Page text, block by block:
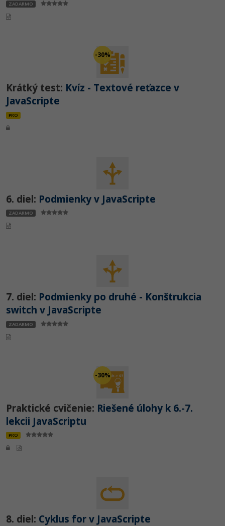
ZADARMO
-30%
Krátký test: Kvíz - Textové reťazce v
JavaScripte
PRO
6. diel: Podmienky v JavaScripte
ZADARMO
7. diel: Podmienky po druhé - Konštrukcia
switch v JavaScripte
ZADARMO
-30%
Praktické cvičenie: Riešené úlohy k 6.-7.
lekcii JavaScriptu
PRO
8. diel: Cyklus for v JavaScripte